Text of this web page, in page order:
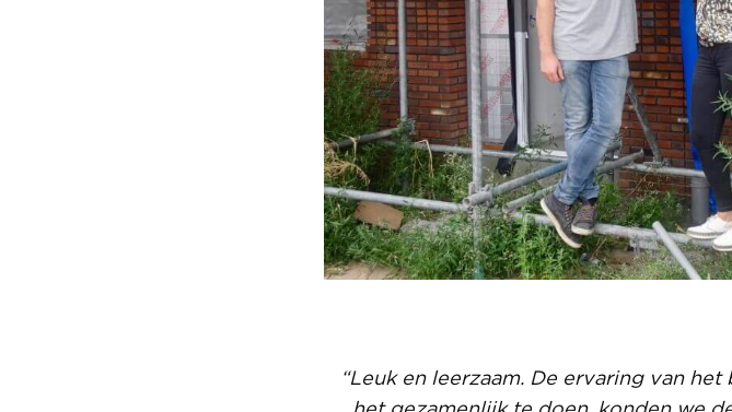
“Leuk en leerzaam. De ervaring van